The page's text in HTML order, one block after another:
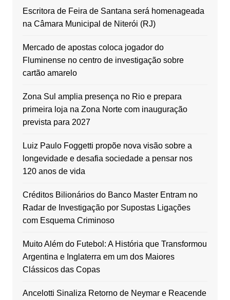
Escritora de Feira de Santana será homenageada
na Câmara Municipal de Niterói (RJ)
Mercado de apostas coloca jogador do
Fluminense no centro de investigação sobre
cartão amarelo
Zona Sul amplia presença no Rio e prepara
primeira loja na Zona Norte com inauguração
prevista para 2027
Luiz Paulo Foggetti propõe nova visão sobre a
longevidade e desafia sociedade a pensar nos
120 anos de vida
Créditos Bilionários do Banco Master Entram no
Radar de Investigação por Supostas Ligações
com Esquema Criminoso
Muito Além do Futebol: A História que Transformou
Argentina e Inglaterra em um dos Maiores
Clássicos das Copas
Ancelotti Sinaliza Retorno de Neymar e Reacende